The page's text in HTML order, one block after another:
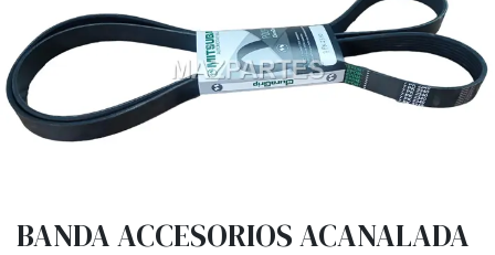
BANDA ACCESORIOS ACANALADA